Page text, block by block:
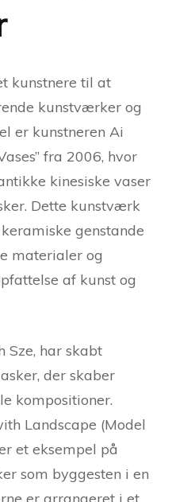
kunstnere til at
kunstværker og
er kunstneren Ai
fra 2006, hvor
kinesiske vaser
Dette kunstværk
genstande
materialer og
af kunst og
Sze, har skabt
der skaber
kompositioner.
Landscape (Model
et eksempel på
som byggesten i en